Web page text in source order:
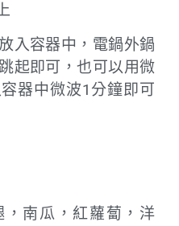
入容器中，電鍋外鍋
起即可，也可以用微
器中微波1分鐘即可
南瓜，紅蘿蔔，洋